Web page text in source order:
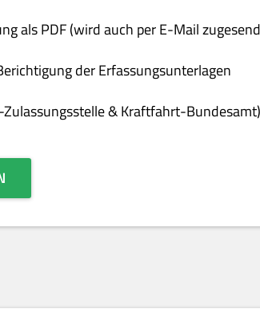
als PDF (wird auch per E-Mail
der Erfassungsunterlagen
Zulassungsstelle & Kraftfahrt-